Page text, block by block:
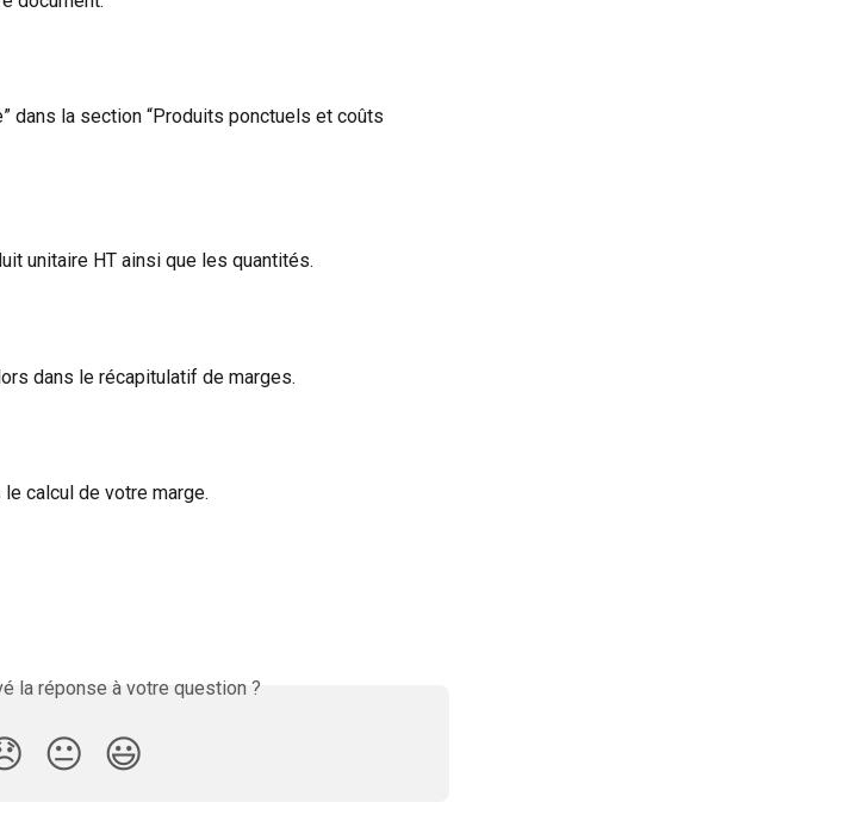
dans la section “Produits ponctuels et coûts
unitaire HT ainsi que les quantités.
dans le récapitulatif de marges.
calcul de votre marge.
la réponse à votre question ?
😐 😃